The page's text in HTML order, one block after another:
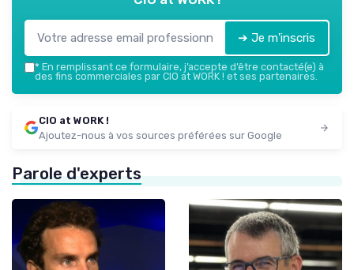
➔ Je m'inscris
* En remplissant ce formulaire, j’accepte d’être contacté(e) à
des fins commerciales par CIO at WORK ! et ses partenaires.
CIO at WORK !
Ajoutez-nous à vos sources préférées sur Google
Parole d'experts